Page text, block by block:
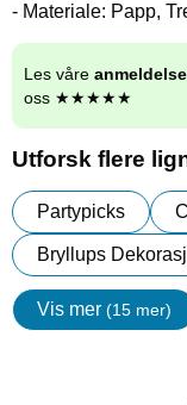
- Materiale: Papp,
Les våre
oss ★★★★★
Utforsk flere
Partypicks
Bryllups
Vis mer (15 mer)